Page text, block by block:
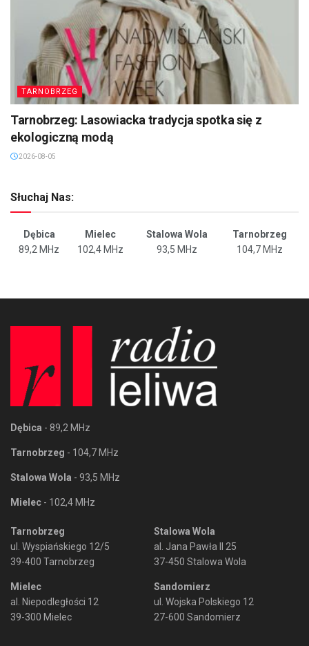
TARNOBRZEG
Tarnobrzeg: Lasowiacka tradycja spotka się z
ekologiczną modą
2026-08-05
Słuchaj Nas:
Dębica Mielec Stalowa Wola
Tarnobrzeg
89,2 MHz
102,4 MHz 93,5 MHz 104,7 MHz
Dębica - 89,2 MHz
Tarnobrzeg - 104,7 MHz
Stalowa Wola - 93,5 MHz
Mielec - 102,4 MHz
Tarnobrzeg
ul. Wyspiańskiego 12/5
39-400 Tarnobrzeg
Mielec
al. Niepodległości 12
39-300 Mielec
Stalowa Wola
al. Jana Pawła II 25
37-450 Stalowa Wola
Sandomierz
ul. Wojska Polskiego 12
27-600 Sandomierz